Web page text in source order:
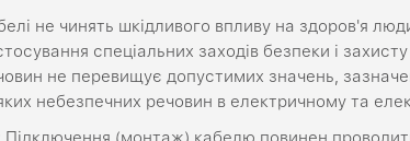
не чинять шкідливого впливу на здоров'я
спеціальних заходів безпеки і
не перевищує допустимих значень,
небезпечних речовин в електричному та